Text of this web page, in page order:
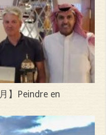
】Peindre en